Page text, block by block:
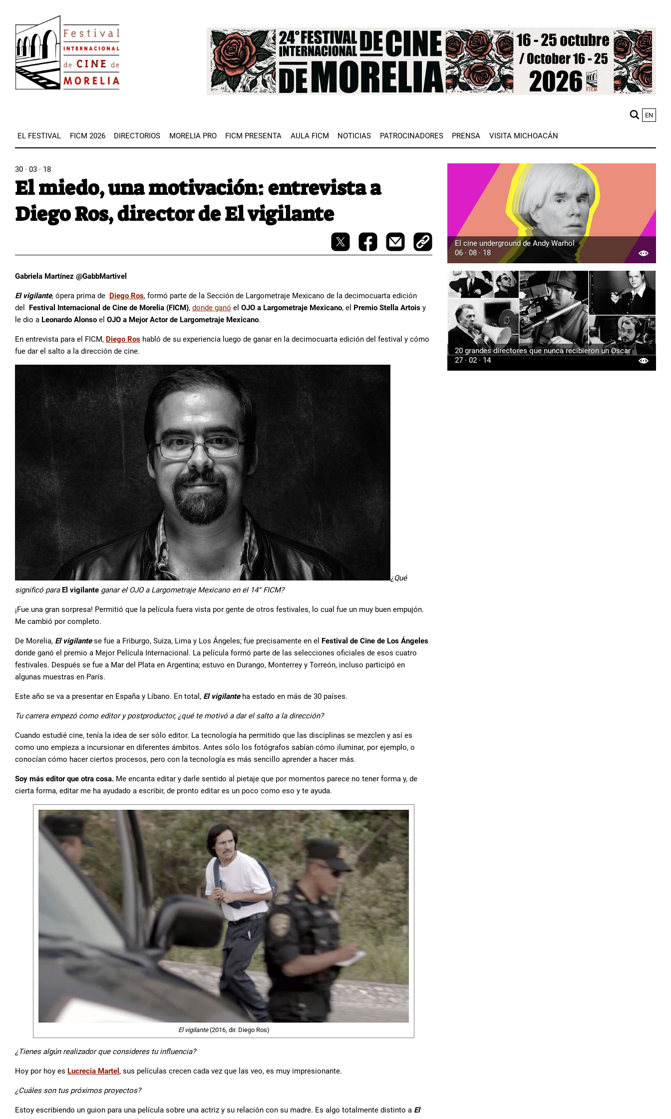
contenido
principal
Image
EN
EL FESTIVAL FICM 2026 DIRECTORIOS MORELIA PRO FICM PRESENTA AULA FICM NOTICIAS PATROCINADORES PRENSA VISITA MICHOACÁN
30 · 03 · 18
El miedo, una motivación: entrevista a
Diego Ros, director de El vigilante
Gabriela Martínez @GabbMartivel
El vigilante, ópera prima de Diego Ros, formó parte de la Sección de Largometraje Mexicano de la decimocuarta edición
del
Festival Internacional de Cine de Morelia (FICM), donde ganó el OJO a Largometraje Mexicano, el Premio Stella Artois y
le dio a Leonardo Alonso el OJO a Mejor Actor de Largometraje Mexicano.
En entrevista para el FICM, Diego Ros habló de su experiencia luego de ganar en la decimocuarta edición del festival y cómo
fue dar el salto a la dirección de cine.
¿Qué
significó paraEl vigilante ganar el OJO a Largometraje Mexicano en el 14° FICM?
¡Fue una gran sorpresa! Permitió que la película fuera vista por gente de otros festivales, lo cual fue un muy buen empujón.
Me cambió por completo.
De Morelia, El vigilantese fue a Friburgo, Suiza, Lima y Los Ángeles; fue precisamente en el Festival de Cine de Los Ángeles
donde ganó el premio a Mejor Película Internacional. La película formó parte de las selecciones oficiales de esos cuatro
festivales. Después se fue a Mar del Plata en Argentina; estuvo en Durango, Monterrey y Torreón, incluso participó en
algunas muestras en París.
Este año se va a presentar en España y Líbano. En total, El vigilanteha estado en más de 30 países.
Tu carrera empezó como editor y postproductor, ¿qué te motivó a dar el salto a la dirección?
Cuando estudié cine, tenía la idea de ser sólo editor. La tecnología ha permitido que las disciplinas se mezclen y así es
como uno empieza a incursionar en diferentes ámbitos. Antes sólo los fotógrafos sabían cómo iluminar, por ejemplo, o
conocían cómo hacer ciertos procesos, pero con la tecnología es más sencillo aprender a hacer más.
Soy más editor que otra cosa. Me encanta editar y darle sentido al pietaje que por momentos parece no tener forma y, de
cierta forma, editar me ha ayudado a escribir, de pronto editar es un poco como eso y te ayuda.
El vigilante(2016, dir. Diego Ros)
¿Tienes algún realizador que consideres tu influencia?
Hoy por hoy es Lucrecia Martel , sus películas crecen cada vez que las veo, es muy impresionante.
¿Cuáles son tus próximos proyectos?
Estoy escribiendo un guion para una película sobre una actriz y su relación con su madre. Es algo totalmente distinto a El
El cine underground de Andy Warhol
06 · 08 · 18
20 grandes directores que nunca recibieron un Oscar
27 · 02 · 14